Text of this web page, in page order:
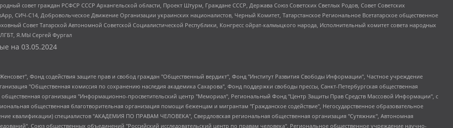
совет граждан РСФСР СССР Архангельской области, Проект Штурм, Граждане СССР, Держава Союз Советских Светлых Родов, Совет Советских
СИЧ-С14, Добровольческое Движение Организации украинских националистов, Черный Комитет, Татарстанское Региональное Всетатарское общественное
Совет Татарской Автономной Советской Социалистической Республики, Конгресс ойрат-калмыцкого народа, Исполнительный комитет совета народных
ЛГБТ, Я.МЫ Сергей Фургал
на 03.05.2024
Пономарев Лев Александрович, Савицкая Людмила Алексеевна, Автономная некоммерческая организация "Центр по работе с проблемой насилия "НАСИЛИЮ.НЕТ", Межрегиональный профессиональный союз работников здравоохранения "Альянс врачей", Юридическое лицо, зарегистрированное в Латвийской Республике, SIA "Medusa Project" (регистрационный номер 40103797863, дата регистрации 10.06.2014), Некоммерческая организация "Фонд по борьбе с коррупцией", Автономная некоммерческая организация "Институт права и публичной политики", Баданин Роман Сергеевич, Гликин Максим Александрович, Железнова Мария Михайловна, Лукьянова Юлия Сергеевна, Маетная Елизавета Витальевна, Маняхин Петр Борисович, Чуракова Ольга Владимировна, Ярош Юлия Петровна, Юридическое лицо "The Insider SIA", зарегистрированное в Риге, Латвийская Республика (дата регистрации 26.06.2015), являющееся администратором доменного имени интернет-издания "The Insider SIA", https://theins.ru, Постернак Алексей Евгеньевич, Рубин Михаил Аркадьевич, Анин Роман Александрович, Юридическое лицо Istories fonds, зарегистрированное в Латвийской Республике (регистрационный номер 50008295751, дата регистрации 24.02.2020), Великовский Дмитрий Александрович, Долинина Ирина Николаевна, Мароховская Алеся Алексеевна, Шлейнов Роман Юрьевич, Шмагун Олеся Валентиновна, Общество с ограниченной ответственностью "Альтаир 2021", Общество с ограниченной ответственностью "Вега 2021", Общество с ограниченной ответственностью "Главный редактор 2021", Общество с ограниченной ответственностью "Ромашки монолит", Важенков Артем Валерьевич, Ивановская областная общественная организация "Центр гендерных исследований", Гурман Юрий Альбертович, Медиапроект "ОВД-Инфо", Егоров Владимир Владимирович, Жилинский Владимир Александрович, Общество с ограниченной ответственностью "ЗП", Иванова София Юрьевна, Карезина Инна Павловна, Кильтау Екатерина Викторовна, Петров Алексей Викторович, Пискунов Сергей Евгеньевич, Смирнов Сергей Сергеевич, Тихонов Михаил Сергеевич, Общество с ограниченной ответственностью "ЖУРНАЛИСТ-ИНОСТРАННЫЙ АГЕНТ", Арапова Галина Юрьевна, Вольтская Татьяна Анатольевна, Американская компания "Mason G.E.S. Anonymous Foundation" (США), являющаяся владельцем интернет-издания https://mnews.world/, Компания "Stichting Bellingcat", зарегистрированная в Нидерландах (дата регистрации 11.07.2018), Захаров Андрей Вячеславович, Клепиковская Екатерина Дмитриевна, Общество с ограниченной ответственностью "МЕМО", Перл Роман Александрович, Симонов Евгений Алексеевич, Соловьева Елена Анатольевна, Сотников Даниил Владимирович, Сурначева Елизавета Дмитриевна, Автономная некоммерческая организация по защите прав человека и информированию населения "Якутия – Наше Мнение", Общество с ограниченной ответственностью "Москоу диджитал медиа", с 26.01.2023 Общество с ограниченной ответственностью "Чайка Белые сады", Ветошкина Валерия Валерьевна, Заговора Максим Александрович, Межрегиональное общественное движение "Российская ЛГБТ - сеть", Оленичев Максим Владимирович, Павлов Иван Юрьевич, Скворцова Елена Сергеевна, Общество с ограниченной ответственностью "Как бы инагент", Кочетков Игорь Викторович, Общество с ограниченной ответственностью "Честные выборы", Еланчик Олег Александрович, Общество с ограниченной ответственностью "Нобелевский призыв", Гималова Регина Эмилевна, Григорьев Андрей Валерьевич, Григорьева Алина Александровна, Ассоциация по содействию защите прав призывников, альтернативнослужащих и военнослужащих "Правозащитная группа "Гражданин.Армия.Право", Хисамова Регина Фаритовна, Автономная некоммерческая организация по реализации социально-правовых программ "Лилит", Дальневосточное общественное движение "Маяк", Санкт-Петербургская ЛГБТ-инициативная группа "Выход", Инициативная группа ЛГБТ+ "Реверс", Алексеев Андрей Викторович, Бекбулатова Таисия Львовна, Беляев Иван Михайлович, Владыкина Елена Сергеевна, Гельман Марат Александрович, Никульшина Вероника Юрьевна, Толоконникова Надежда Андреевна, Шендерович Виктор Анатольевич, Общество с ограниченной ответственностью "Данное сообщение", Общество с ограниченной ответственностью Издательский дом "Новая глава", Айнбиндер Александра Александровна, Московский комьюнити-центр для ЛГБТ+инициатив, Благотворительный фонд развития филантропии, Deutsche Welle (Германия, Kurt-Schumacher-Strasse 3, 53113 Bonn), Борзунова Мария Михайловна, Воробьев Виктор Викторович, Голубева Анна Львовна, Константинова Алла Михайловна, Малкова Ирина Владимировна, Мурадов Мурад Абдулгалимович, Осетинская Елизавета Николаевна, Понасенков Евгений Николаевич, Ганапольский Матвей Юрьевич, Киселев Евгений Алексеевич, Борухович Ирина Григорьевна, Дремин Иван Тимофеевич, Дубровский Дмитрий Викторович, Красноярская региональная общественная организация поддержки и развития альтернативных образовательных технологий и межкультурных коммуникаций "ИНТЕРРА", Маяковская Екатерина Алексеевна, Фейгин Марк Захарович, Филимонов Андрей Викторович, Дзугкоева Регина Николаевна, Доброхотов Роман Александрович, Дудь Юрий Александрович, Елкин Сергей Владимирович, Кругликов Кирилл Игоревич, Сабунаева Мария Леонидовна, Семенов Алексей Владимирович, Шаинян Карен Багратович, Шульман Екатерина Михайловна, Асафьев Артур Валерьевич, Вахштайн Виктор Семенович, Венедиктов Алексей Алексеевич, Лушникова Екатерина Евгеньевна, Волков Леонид Михайлович, Невзоров Александр Глебович, Пархоменко Сергей Борисович, Сироткин Ярослав Николаевич, Кара-Мурза Владимир Владимирович, Баранова Наталья Владимировна, Гозман Леонид Яковлевич, Кагарлицкий Борис Юльевич, Климарев Михаил Валерьевич, Милов Владимир Станиславович, Автономная некоммерческая организация Краснодарский центр современного искусства "Типография", Моргенштерн Алишер Тагирович, Соболь Любовь Эдуардовна, Общество с ограниченной ответственностью "ЛИЗА НОРМ", Каспаров Гарри Кимович, Ходорковский Михаил Борисович, Общество с ограниченной ответственностью "Апрельские тезисы", Данилович Ирина Брониславовна, Кашин Олег Владимирович, Петров Николай Владимирович, Пивоваров Алексей Владимирович, Соколов Михаил Владимирович, Цветкова Юлия Владимировна, Чичваркин Евгений Александрович, Комитет против пыток/Команда против пыток, Общество с ограниченной ответственностью "Первый научный", Общество с ограниченной ответственностью "Вертолет и ко", Белоцерковская Вероника Борисовна, Кац Максим Евгеньевич, Лазарева Татьяна Юрьевна, Шаведдинов Руслан Табризович, Яшин Илья Валерьевич, Общество с ограниченной ответственностью "Иноагент ААВ", Алешковский Дмитрий Петрович, Альбац Евгения Марковна, Быков Дмитрий Львович, Галямина Юлия Евгеньевна, Лойко Сергей Леонидович, Мартынов Кирилл Константинович, Медведев Сергей Александрович, Крашенинников Федор Геннадиевич, Гордеева Катерина Вл